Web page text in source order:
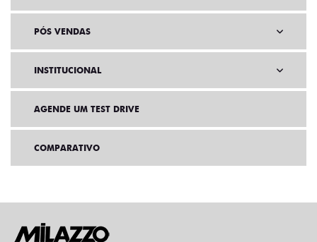
PÓS VENDAS
INSTITUCIONAL
AGENDE UM TEST DRIVE
COMPARATIVO